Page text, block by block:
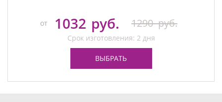
от 1032 руб. 1290 руб.
Срок изготовления: 2 дня
ВЫБРАТЬ